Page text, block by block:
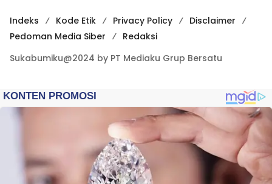
Indeks Kode Etik Privacy Policy
Disclaimer
Pedoman Media Siber
Redaksi
Sukabumiku@2024 by PT Mediaku Grup Bersatu